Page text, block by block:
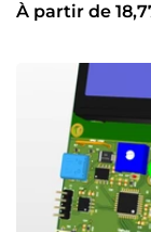
À partir de